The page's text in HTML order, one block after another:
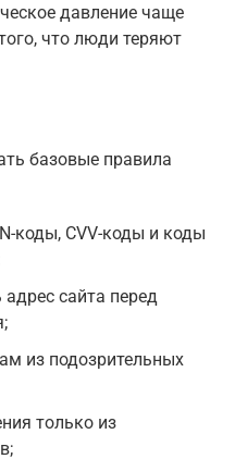
давление чаще
что люди теряют
базовые правила
коды, CVV-коды и коды
сайта перед
из подозрительных
только из